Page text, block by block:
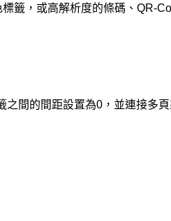
籤，或高解析度的條碼、QR-
間的間距設置為0，並連接多